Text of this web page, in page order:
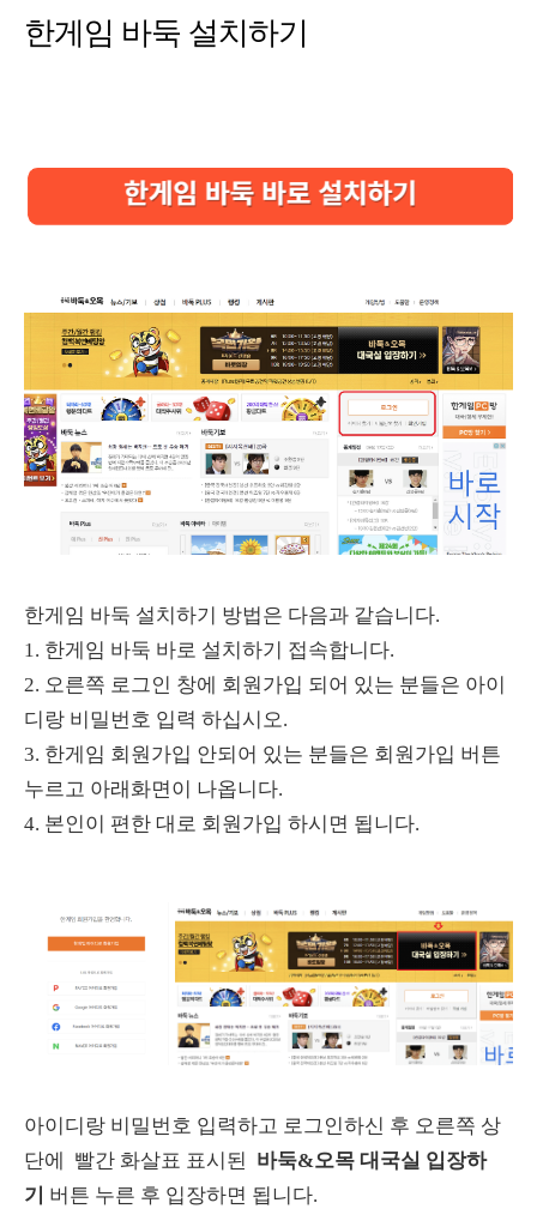
한게임 바둑 설치하기
한게임 바둑 설치하기 방법은 다음과 같습니다.
1. 한게임 바둑 바로 설치하기 접속합니다.
2. 오른쪽 로그인 창에 회원가입 되어 있는 분들은 아이
디랑 비밀번호 입력 하십시오.
3. 한게임 회원가입 안되어 있는 분들은 회원가입 버튼
누르고 아래화면이 나옵니다.
4. 본인이 편한 대로 회원가입 하시면 됩니다.
아이디랑 비밀번호 입력하고 로그인하신 후 오른쪽 상
단에 빨간 화살표 표시된 바둑&오목 대국실 입장하
기 버튼 누른 후 입장하면 됩니다.